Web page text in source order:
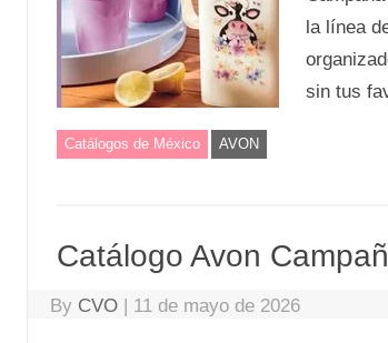
la línea
sin tus
Catálogos de México AVON
Catálogo Avon
By CVO | 11 de mayo de 2026